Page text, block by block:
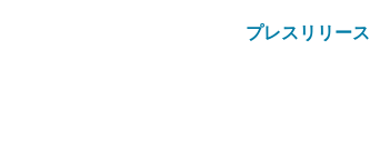
プレスリリース